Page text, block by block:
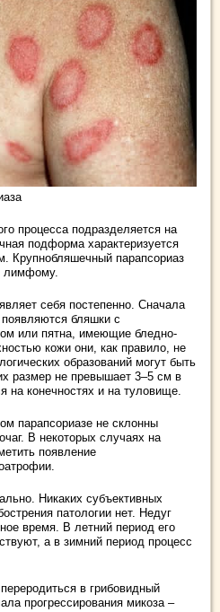
процесса подразделяется на
подформа характеризуется
Крупнобляшечный парапсориаз
лимфому.
себя постепенно. Сначала
бляшки с
или пятна, имеющие бледно-
кожи они, как правило, не
образований могут быть
размер не превышает 3–5 см в
на конечностях и на туловище.
парапсориазе не склонны
В некоторых случаях на
появление
Никаких субъективных
патологии нет. Недуг
время. В летний период его
а в зимний период процесс
в грибовидный
прогрессирования микоза –